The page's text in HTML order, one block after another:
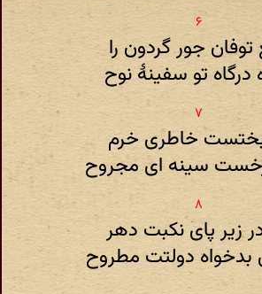
جور گردون را
تو سفینهٔ نوح
بختست خاطری خرم
سینه ای مجروح
زیر پای نکبت دهر
دولتت مطروح